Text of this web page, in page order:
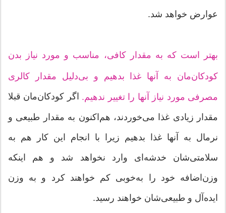
عوارض خواهد شد.
بهتر است که به مقدار کافی، مناسب و مورد نیاز بدن
کودکان‌مان به آنها غذا بدهیم و بی‌دلیل مقدار کالری
مصرفی مورد نیاز آنها را تغییر ندهیم. اگر کودکان‌مان قبلا
مقدار زیادی غذا می‌خوردند، هم‌اکنون به مقدار طبیعی و
نرمال به آنها غذا بدهیم زیرا با انجام این کار هم به
سلامتی‌شان خدشه‌ای وارد نخواهد شد و هم اینکه
وزن‌اضافه خود را به‌خوبی کم خواهند کرد و به وزن
ایده‌آل و طبیعی‌شان خواهند رسید.